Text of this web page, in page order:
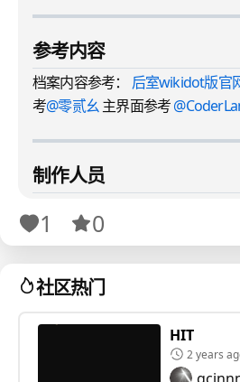
参考内容
档案内容参考： 后室wikidot版官
考@零贰幺主界面参考
制作人员
程序：@史前巨斧
介绍
更新时间： 首次发布于2022年；
年发布第二个 大版本“level1”；
1 0
社区热门
HIT
2 years